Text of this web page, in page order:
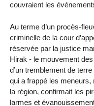
couvraient les
Au terme d’un procès-
criminelle de la cour
réservée par la justice
Hirak - le mouvement
d’un tremblement de
qui a frappé les
la région, confirmait les
larmes et